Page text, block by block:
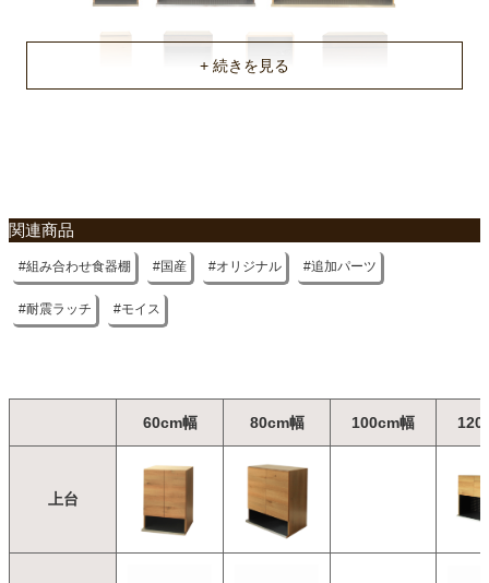
関連商品
組み合わせ食器棚 国産 オリジナル 追加パーツ
耐震ラッチ モイス
60cm幅 80cm幅 100cm幅
上台